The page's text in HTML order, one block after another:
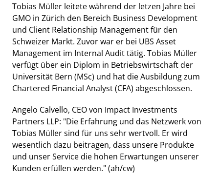
Tobias Müller leitete während der letzen Jahre bei
GMO in Zürich den Bereich Business Development
und Client Relationship Management für den
Schweizer Markt. Zuvor war er bei UBS Asset
Management im Internal Audit tätig. Tobias Müller
verfügt über ein Diplom in Betriebswirtschaft der
Universität Bern (MSc) und hat die Ausbildung zum
Chartered Financial Analyst (CFA) abgeschlossen.
Angelo Calvello, CEO von Impact Investments
Partners LLP: "Die Erfahrung und das Netzwerk von
Tobias Müller sind für uns sehr wertvoll. Er wird
wesentlich dazu beitragen, dass unsere Produkte
und unser Service die hohen Erwartungen unserer
Kunden erfüllen werden." (ah/cw)